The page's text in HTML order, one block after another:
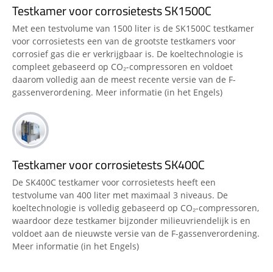
Testkamer voor corrosietests SK1500C
Met een testvolume van 1500 liter is de SK1500C testkamer
voor corrosietests een van de grootste testkamers voor
corrosief gas die er verkrijgbaar is. De koeltechnologie is
compleet gebaseerd op CO₂-compressoren en voldoet
daarom volledig aan de meest recente versie van de F-
gassenverordening. Meer informatie (in het Engels)
Testkamer voor corrosietests SK400C
De SK400C testkamer voor corrosietests heeft een
testvolume van 400 liter met maximaal 3 niveaus. De
koeltechnologie is volledig gebaseerd op CO₂-compressoren,
waardoor deze testkamer bijzonder milieuvriendelijk is en
voldoet aan de nieuwste versie van de F-gassenverordening.
Meer informatie (in het Engels)